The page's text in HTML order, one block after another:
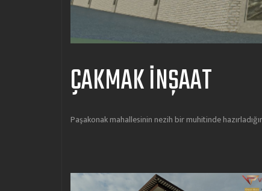
ÇAKMAK İNŞAAT
Paşakonak mahallesinin nezih bir muhitinde